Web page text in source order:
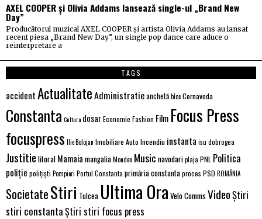
AXEL COOPER și Olivia Addams lansează single-ul „Brand New
Day”
Producătorul muzical AXEL COOPER și artista Olivia Addams au lansat
recent piesa „Brand New Day”, un single pop dance care aduce o
reinterpretare a
TAGS
accidentActualitateAdministratieanchetăblocCernavoda
Constanta Cultura dosarEconomie Fashion Film Focus Press
focuspress Ilie Bolojan Imobiliare Auto Incendiu instanta isu dobrogea
Justitie litoral Mamaia mangaliaMonden Music navodariplaja PNL Politica
poliție polițiști Pompieri Portul Constanta primăria constantaproces PSD ROMÂNIA
SocietateStiri Tulcea Ultima Ora Velo Comms VideoȘtiri
stiri constantaȘtiri stiri focus press